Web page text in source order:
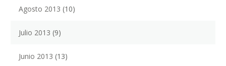
Agosto 2013 (10)
Julio 2013 (9)
Junio 2013 (13)